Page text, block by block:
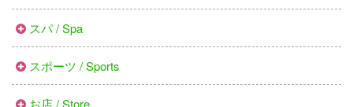
スパ / Spa
スポーツ / Sports